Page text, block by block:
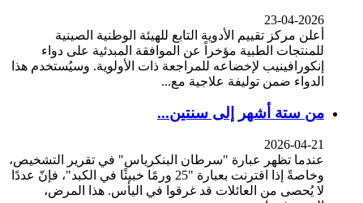
23-04-2026
أعلن مركز تقييم الأدوية التابع للهيئة الوطنية الصينية
للمنتجات الطبية مؤخراً عن الموافقة المبدئية على دواء
إنكورافينيب لإخضاعه للمراجعة ذات الأولوية. وسيُستخدم هذا
الدواء ضمن توليفة علاجية مع...
من ستة أشهر إلى سنتين...
2026-04-21
عندما تظهر عبارة "سرطان البنكرياس" في تقرير التشخيص،
وخاصةً إذا اقترنت بعبارة "25 ورمًا خبيثًا في الكبد"، فإنّ عددًا
لا يُحصى من العائلات قد غرقوا في اليأس. هذا المرض،